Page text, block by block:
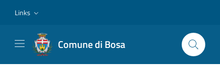
Links
Comune di Bosa